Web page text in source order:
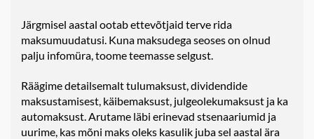
Järgmisel aastal ootab ettevõtjaid terve rida
maksumuudatusi. Kuna maksudega seoses on olnud
palju infomüra, toome teemasse selgust.
Räägime detailsemalt tulumaksust, dividendide
maksustamisest, käibemaksust, julgeolekumaksust ja ka
automaksust. Arutame läbi erinevad stsenaariumid ja
uurime, kas mõni maks oleks kasulik juba sel aastal ära